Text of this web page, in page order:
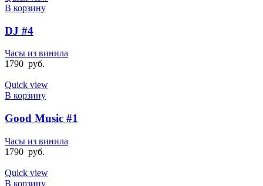
В корзину
DJ #4
Часы из винила
1790 руб.
Quick view
В корзину
Good Music #1
Часы из винила
1790 руб.
Quick view
В корзину